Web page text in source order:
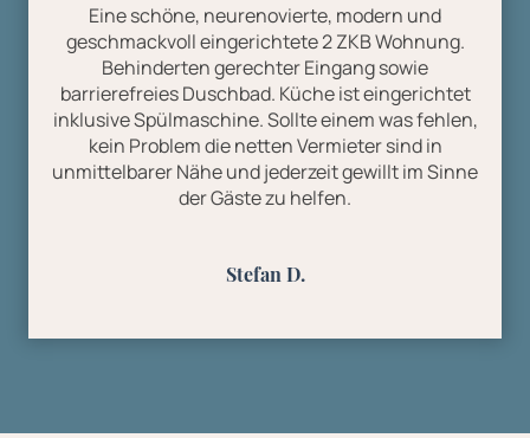
Eine schöne, neurenovierte, modern und
geschmackvoll eingerichtete 2 ZKB Wohnung.
Behinderten gerechter Eingang sowie
barrierefreies Duschbad. Küche ist eingerichtet
inklusive Spülmaschine. Sollte einem was fehlen,
kein Problem die netten Vermieter sind in
unmittelbarer Nähe und jederzeit gewillt im Sinne
der Gäste zu helfen.
Stefan D.